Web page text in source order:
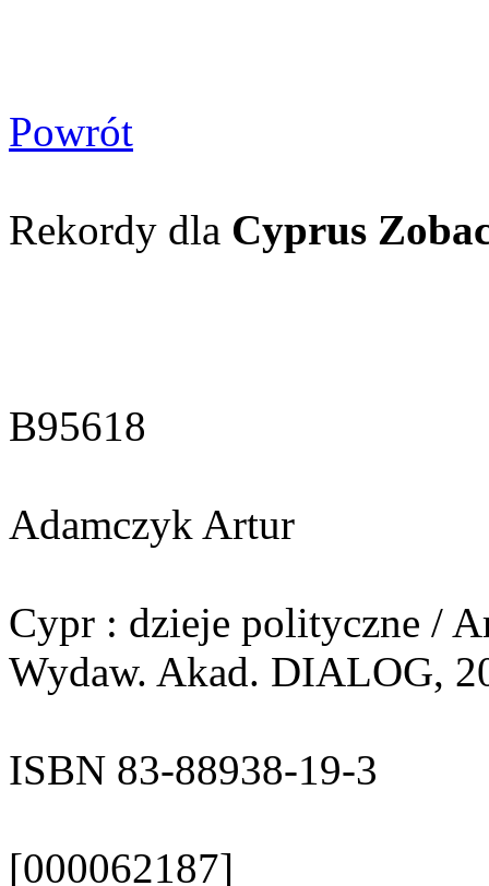
Powrót
Rekordy dla Cyprus
B95618
Adamczyk Artur
Cypr : dzieje polityczne /
Wydaw. Akad. DIALOG,
ISBN 83-88938-19-3
[000062187]